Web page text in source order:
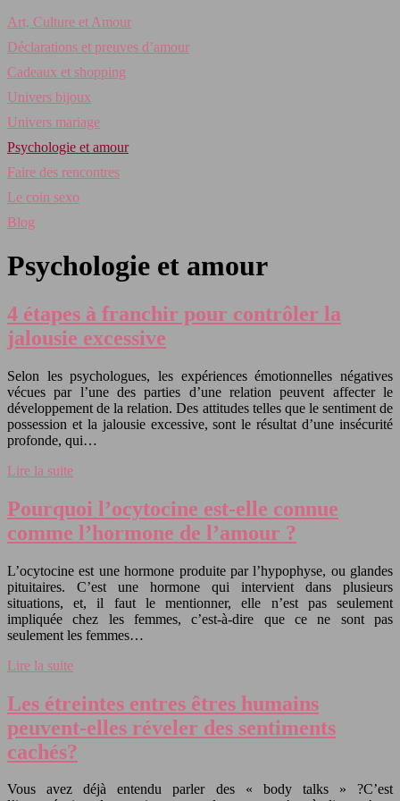
Art, Culture et Amour
Déclarations et preuves d’amour
Cadeaux et shopping
Univers bijoux
Univers mariage
Psychologie et amour
Faire des rencontres
Le coin sexo
Blog
Psychologie et amour
4 étapes à franchir pour contrôler la
jalousie excessive
Selon les psychologues, les expériences émotionnelles négatives
vécues par l’une des parties d’une relation peuvent affecter le
développement de la relation. Des attitudes telles que le sentiment de
possession et la jalousie excessive, sont le résultat d’une insécurité
profonde, qui…
Lire la suite
Pourquoi l’ocytocine est-elle connue
comme l’hormone de l’amour ?
L’ocytocine est une hormone produite par l’hypophyse, ou glandes
pituitaires. C’est une hormone qui intervient dans plusieurs
situations, et, il faut le mentionner, elle n’est pas seulement
impliquée chez les femmes, c’est-à-dire que ce ne sont pas
seulement les femmes…
Lire la suite
Les étreintes entres êtres humains
peuvent-elles réveler des sentiments
cachés?
Vous avez déjà entendu parler des « body talks » ?C’est